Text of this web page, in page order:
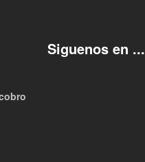
Siguenos en ...